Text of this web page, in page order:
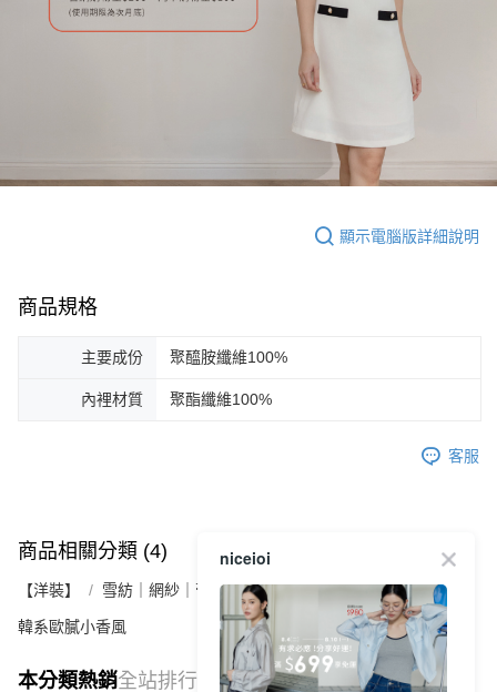
顯示電腦版詳細說明
商品規格
主要成份 聚醯胺纖維100%
內裡材質 聚酯纖維100%
客服
商品相關分類 (4) 查看全部
【洋裝】 雪紡｜網紗｜蕾絲洋裝
韓系歐膩小香風
本分類熱銷全站排行
niceioi